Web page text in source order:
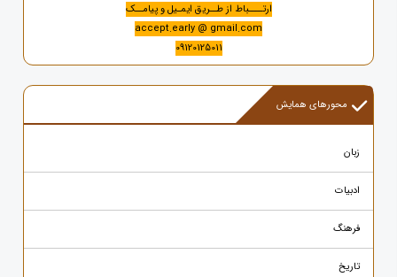
ارتــــباط از طــریق ایمـیل و پیامــک
accept.early @ gmail.com
09120125011
محورهای همایش
زبان
ادبیات
فرهنگ
تاریخ